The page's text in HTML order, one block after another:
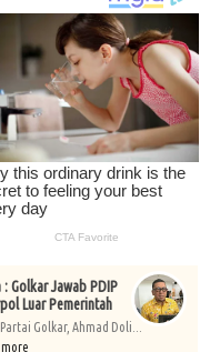
Golkar Jawab PDIP
Luar Pemerintah
Golkar, Ahmad Doli...
more